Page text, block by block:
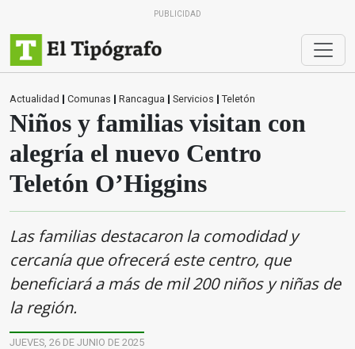
PUBLICIDAD
Actualidad | Comunas | Rancagua | Servicios | Teletón
Niños y familias visitan con
alegría el nuevo Centro
Teletón O’Higgins
Las familias destacaron la comodidad y
cercanía que ofrecerá este centro, que
beneficiará a más de mil 200 niños y niñas de
la región.
JUEVES, 26 DE JUNIO DE 2025